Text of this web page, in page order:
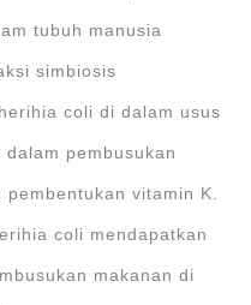
tubuh manusia
simbiosis
coli di dalam usus
pembusukan
vitamin K.
coli mendapatkan
makanan di